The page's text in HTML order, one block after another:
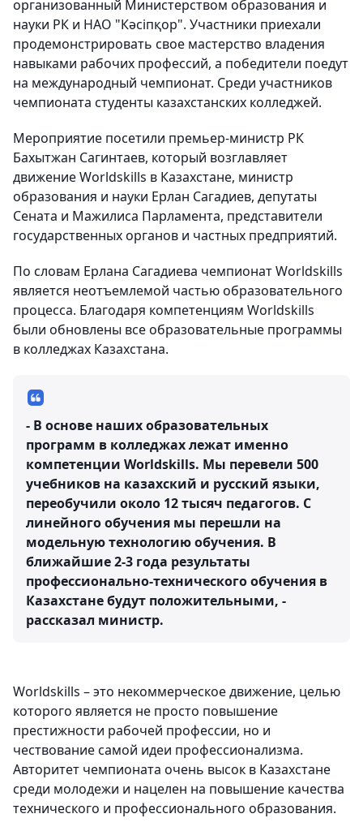
организованный Министерством образования и
науки РК и НАО "Кәсіпқор". Участники приехали
продемонстрировать свое мастерство владения
навыками рабочих профессий, а победители поедут
на международный чемпионат. Среди участников
чемпионата студенты казахстанских колледжей.
Мероприятие посетили премьер-министр РК
Бахытжан Сагинтаев, который возглавляет
движение Worldskills в Казахстане, министр
образования и науки Ерлан Сагадиев, депутаты
Сената и Мажилиса Парламента, представители
государственных органов и частных предприятий.
По словам Ерлана Сагадиева чемпионат Worldskills
является неотъемлемой частью образовательного
процесса. Благодаря компетенциям Worldskills
были обновлены все образовательные программы
в колледжах Казахстана.
- В основе наших образовательных
программ в колледжах лежат именно
компетенции Worldskills. Мы перевели 500
учебников на казахский и русский языки,
переобучили около 12 тысяч педагогов. С
линейного обучения мы перешли на
модельную технологию обучения. В
ближайшие 2-3 года результаты
профессионально-технического обучения в
Казахстане будут положительными, -
рассказал министр.
Worldskills – это некоммерческое движение, целью
которого является не просто повышение
престижности рабочей профессии, но и
чествование самой идеи профессионализма.
Авторитет чемпионата очень высок в Казахстане
среди молодежи и нацелен на повышение качества
технического и профессионального образования.